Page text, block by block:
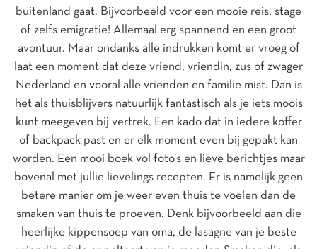
buitenland gaat. Bijvoorbeeld voor een mooie reis, stage
of zelfs emigratie! Allemaal erg spannend en een groot
avontuur. Maar ondanks alle indrukken komt er vroeg of
laat een moment dat deze vriend, vriendin, zus of zwager
Nederland en vooral alle vrienden en familie mist. Dan is
het als thuisblijvers natuurlijk fantastisch als je iets moois
kunt meegeven bij vertrek. Een kado dat in iedere koffer
of backpack past en er elk moment even bij gepakt kan
worden. Een mooi boek vol foto’s en lieve berichtjes maar
bovenal met jullie lievelings recepten. Er is namelijk geen
betere manier om je weer even thuis te voelen dan de
smaken van thuis te proeven. Denk bijvoorbeeld aan die
heerlijke kippensoep van oma, de lasagne van je beste